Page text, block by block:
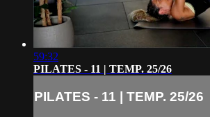
59:32
PILATES - 11 | TEMP. 25/26
PILATES - 11 | TEMP. 25/26